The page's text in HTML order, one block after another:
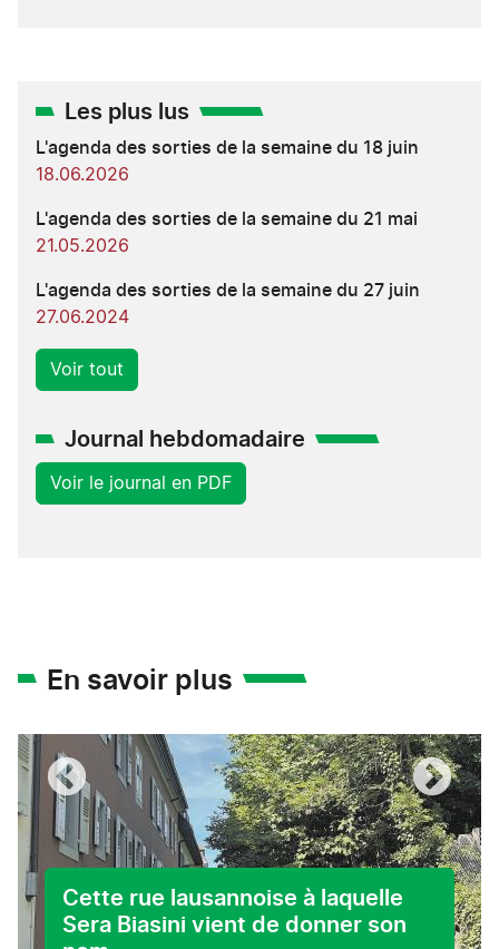
Les plus lus
L'agenda des sorties de la semaine du 18 juin
18.06.2026
L'agenda des sorties de la semaine du 21 mai
21.05.2026
L'agenda des sorties de la semaine du 27 juin
27.06.2024
Voir tout
Journal hebdomadaire
Voir le journal en PDF
En savoir plus
Cette rue lausannoise à laquelle
Sera Biasini vient de donner son